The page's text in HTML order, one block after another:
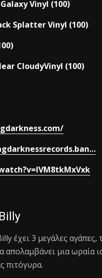
Vinyl (100)
Splatter Vinyl (100)
CloudyVinyl (100)
έχει 3 μεγάλες αγάπες,
απολαμβάνει μια ωραία
πιτόγυρα.